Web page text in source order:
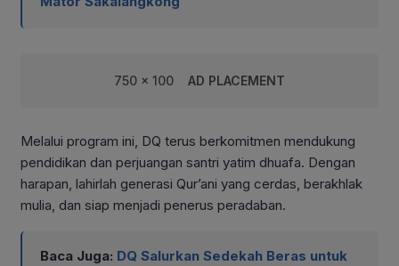
750 x 100 AD PLACEMENT
Melalui program ini, DQ terus berkomitmen mendukung
pendidikan dan perjuangan santri yatim dhuafa. Dengan
harapan, lahirlah generasi Qur’ani yang cerdas, berakhlak
mulia, dan siap menjadi penerus peradaban.
Baca Juga: DQ Salurkan Sedekah Beras untuk